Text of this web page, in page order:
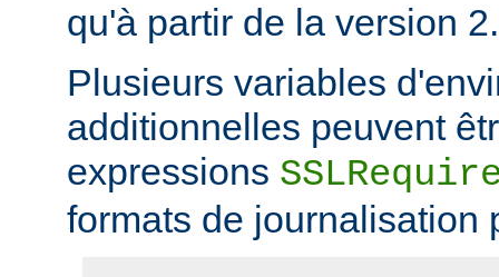
qu'à partir de la version
Plusieurs variables
additionnelles peuvent
expressions
formats de journalisation